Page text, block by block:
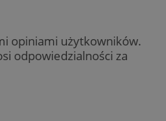
opiniami użytkowników.
odpowiedzialności za